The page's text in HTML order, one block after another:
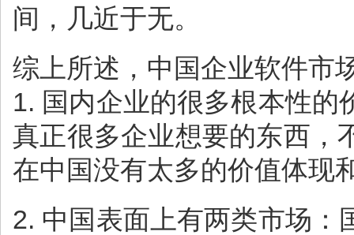
间，几近于无。
综上所述，中国企业软件市
1. 国内企业的很多根本性
真正很多企业想要的东西，
在中国没有太多的价值体现
2. 中国表面上有两类市场：